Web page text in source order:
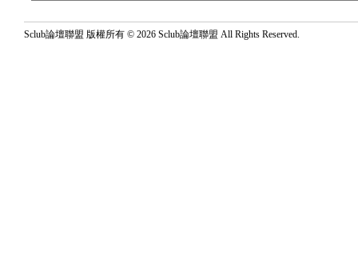
Sclub論壇聯盟 版權所有 © 2026 Sclub論壇聯盟 All Rights Reserved.